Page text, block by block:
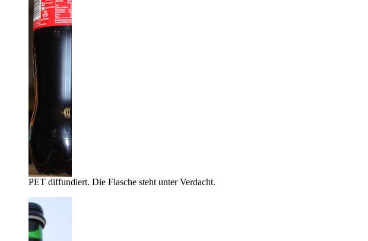
PET diffundiert. Die Flasche steht unter Verdacht.